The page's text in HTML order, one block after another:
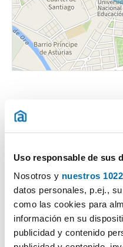
Uso responsable de sus
Nosotros y nuestros
datos personales, p.ej.,
como las cookies para
información en su
publicidad y contenido
Certificado
ESCALA DE LA CALIFICACIÓN
A
B